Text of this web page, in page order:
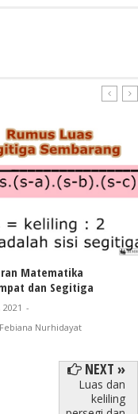
Matematika
dan Segitiga
-
Nurhidayat
NEXT »
Luas dan
keliling